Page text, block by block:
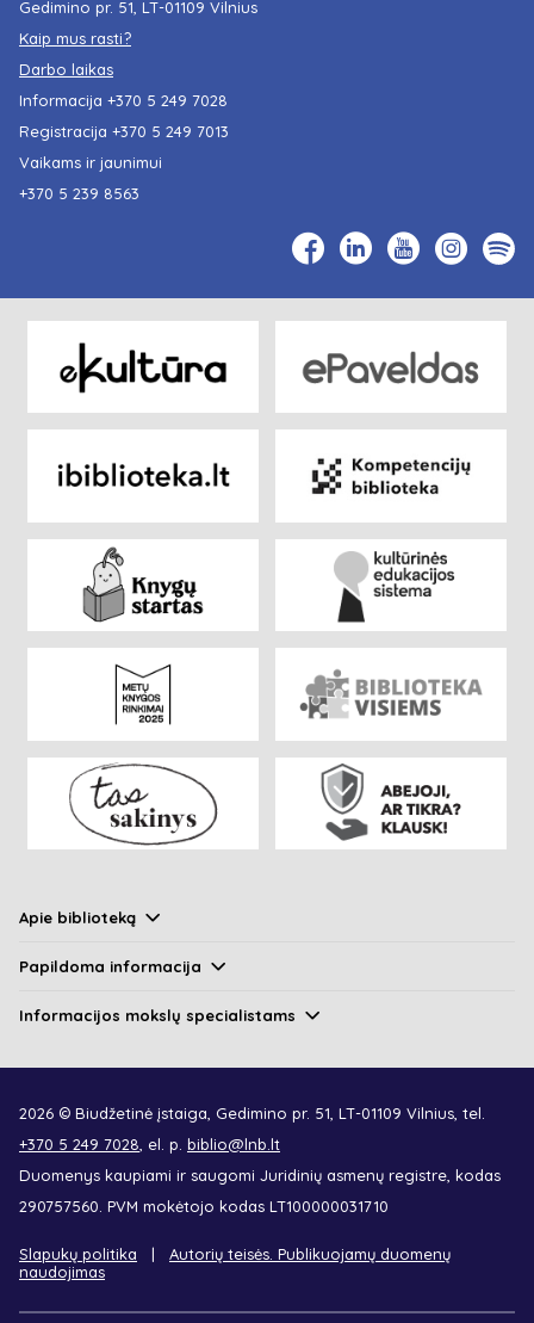
Gedimino pr. 51, LT-01109 Vilnius
Kaip mus rasti?
Darbo laikas
Informacija +370 5 249 7028
Registracija +370 5 249 7013
Vaikams ir jaunimui
+370 5 239 8563
Apie biblioteką
Papildoma informacija
Informacijos mokslų specialistams
2026 © Biudžetinė įstaiga, Gedimino pr. 51, LT-01109 Vilnius, tel.
+370 5 249 7028 , el. p. biblio@lnb.lt
Duomenys kaupiami ir saugomi Juridinių asmenų registre, kodas
290757560. PVM mokėtojo kodas LT100000031710
Slapukų politika
Autorių teisės. Publikuojamų duomenų
naudojimas